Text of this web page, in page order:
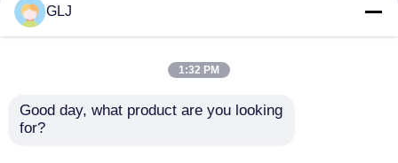
G5-240 สี่แกนสี่แกน
GLJ
1:32 PM
Good day, what product are you looking
for?